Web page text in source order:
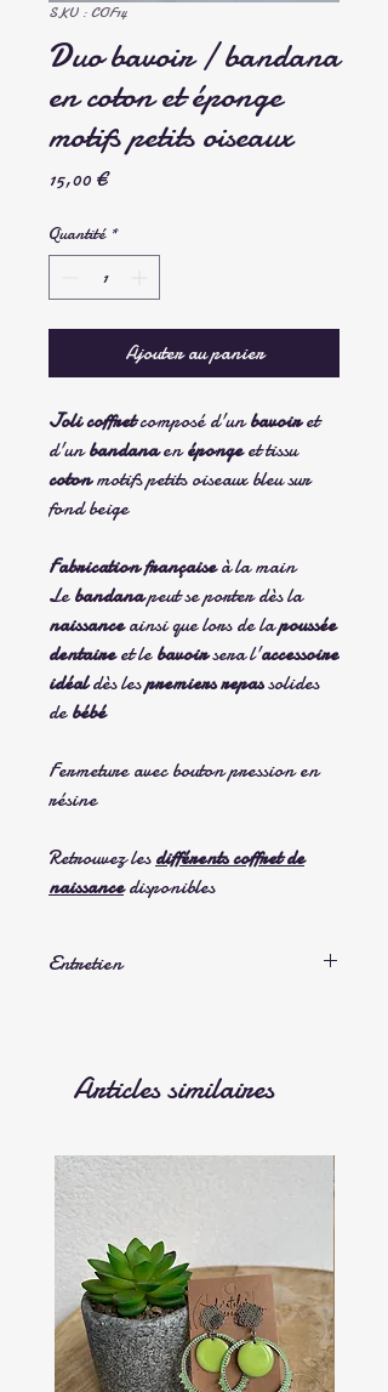
SKU : COF14
Duo bavoir / bandana
en coton et éponge
motifs petits oiseaux
15,00 €Prix
Quantité *
Ajouter au panier
Joli coffretcomposé d'unbavoiret
d'unbandanaenépongeet tissu
cotonmotifspetits oiseaux bleu sur
fond beige
Fabrication françaiseà la main
Lebandanapeut se porter dès la
naissanceainsi que lors de lapoussée
dentaireet lebavoirsera l'accessoire
idéaldès lespremiers repassolides
debébé
Fermeture avec bouton pression en
résine
Retrouvez lesdifférents coffret de
naissancedisponibles
Entretien
Articles similaires